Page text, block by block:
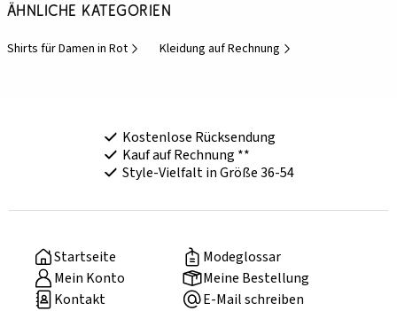
Ähnliche Kategorien
Shirts für Damen in Rot Kleidung auf Rechnung
Kostenlose Rücksendung
Kauf auf Rechnung **
Style-Vielfalt in Größe 36-54
Startseite
Modeglossar
Mein Konto
Meine Bestellung
Kontakt
E-Mail schreiben